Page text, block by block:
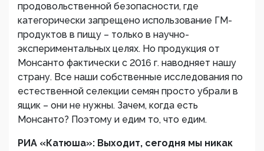
продовольственной безопасности, где
категорически запрещено использование ГМ-
продуктов в пищу – только в научно-
экспериментальных целях. Но продукция от
Монсанто фактически с 2016 г. наводняет нашу
страну. Все наши собственные исследования по
естественной селекции семян просто убрали в
ящик – они не нужны. Зачем, когда есть
Монсанто? Поэтому и едим то, что едим.
РИА «Катюша»: Выходит, сегодня мы никак